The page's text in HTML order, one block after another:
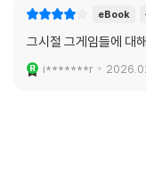
eBook
그시절 그게임들에 대
i*******r